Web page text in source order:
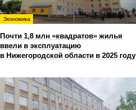
Экономика
Почти 1,8 млн «квадратов» жилья
ввели в эксплуатацию
в Нижегородской области в 2025 году